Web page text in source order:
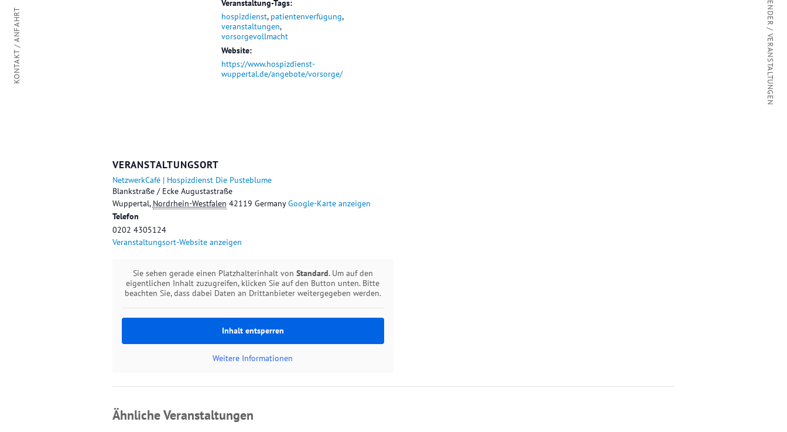
Veranstaltung-Tags:
hospizdienst, patientenverfügung,
veranstaltungen,
vorsorgevollmacht
Website:
https://www.hospizdienst-
wuppertal.de/angebote/vorsorge/
VERANSTALTUNGSORT
NetzwerkCafé | Hospizdienst Die Pusteblume
Blankstraße / Ecke Augustastraße
Wuppertal, Nordrhein-Westfalen 42119 Germany Google-Karte anzeigen
Telefon
0202 4305124
Veranstaltungsort-Website anzeigen
Sie sehen gerade einen Platzhalterinhalt von Standard. Um auf den
eigentlichen Inhalt zuzugreifen, klicken Sie auf den Button unten. Bitte
beachten Sie, dass dabei Daten an Drittanbieter weitergegeben werden.
Inhalt entsperren
Weitere Informationen
Ähnliche Veranstaltungen
KONTAKT / ANFAHRT KALENDER / VERANSTALTUNGEN